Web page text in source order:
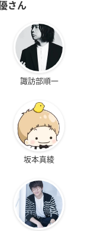
さん
諏訪部順一
坂本真綾